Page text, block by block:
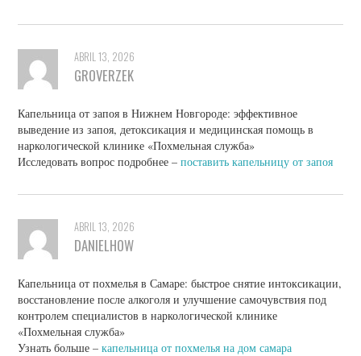
ABRIL 13, 2026
GROVERZEK
Капельница от запоя в Нижнем Новгороде: эффективное
выведение из запоя, детоксикация и медицинская помощь в
наркологической клинике «Похмельная служба»
Исследовать вопрос подробнее –поставить капельницу от запоя
ABRIL 13, 2026
DANIELHOW
Капельница от похмелья в Самаре: быстрое снятие интоксикации,
восстановление после алкоголя и улучшение самочувствия под
контролем специалистов в наркологической клинике
«Похмельная служба»
Узнать больше –капельница от похмелья на дом самара